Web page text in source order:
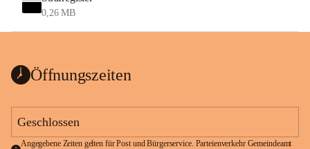
0,26 MB
Öffnungszeiten
Geschlossen
Angegebene Zeiten gelten für Post und Bürgerservice. Parteienverkehr Gemeindeamt